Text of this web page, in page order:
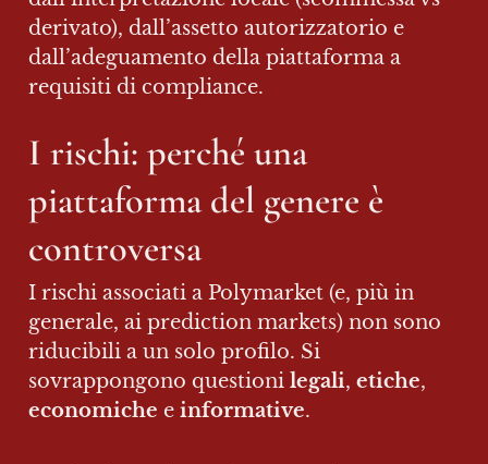
derivato), dall’assetto autorizzatorio e
dall’adeguamento della piattaforma a
requisiti di compliance.
I rischi: perché una
piattaforma del genere è
controversa
I rischi associati a Polymarket (e, più in
generale, ai prediction markets) non sono
riducibili a un solo profilo. Si
sovrappongono questioni legali, etiche
economiche e informative.